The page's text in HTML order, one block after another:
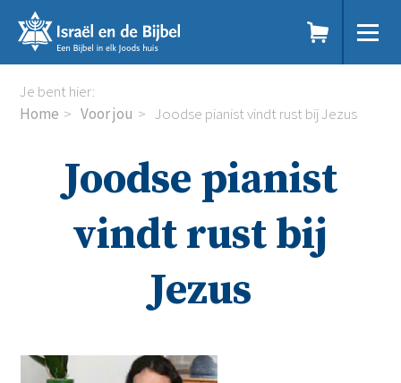
links
naar
de
Spring
naar
navigatie
Je bent hier:
Home
Voor jou Joodse pianist vindt rust bij Jezus
Joodse pianist
vindt rust bij
Jezus
Dit doen we
Doe mee
Kennisbank
Podcast
Digitale nieuwsbrief
Kinderwerk
Jongerenwerk
Webshop
Over ons